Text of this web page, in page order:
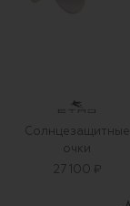
Солнцезащитные
очки
27 100 ₽